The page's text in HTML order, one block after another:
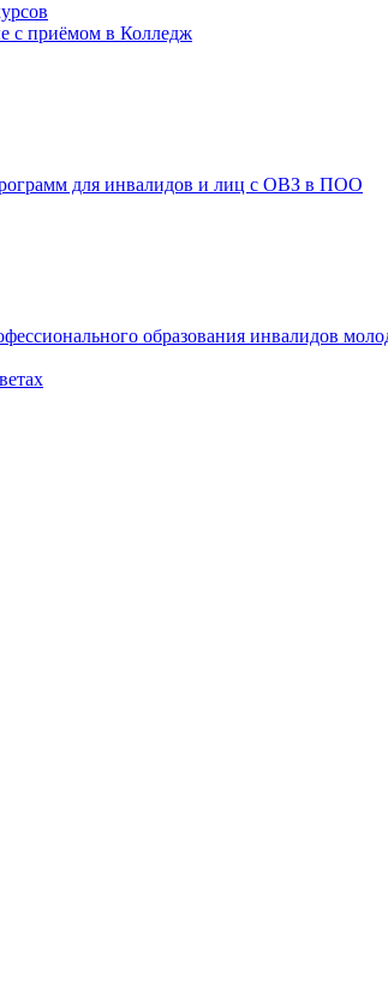
с приёмом в Колледж
для инвалидов и лиц с ОВЗ в ПОО
образования инвалидов